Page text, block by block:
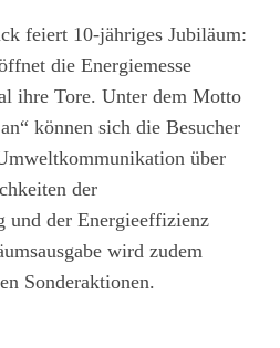
feiert 10-jähriges Jubiläum:
die Energiemesse
ihre Tore. Unter dem Motto
können sich die Besucher
über
der
und der Energieeffizienz
wird zudem
Sonderaktionen.